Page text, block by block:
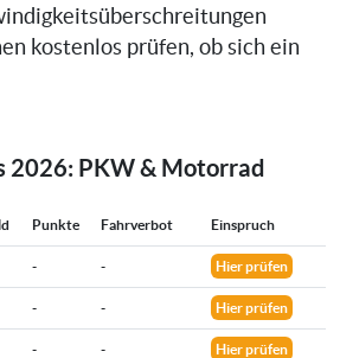
kostenlos prüfen, ob sich ein
2026: PKW & Motorrad
Punkte Fahrverbot Einspruch
- - Hier prüfen
- - Hier prüfen
- - Hier prüfen